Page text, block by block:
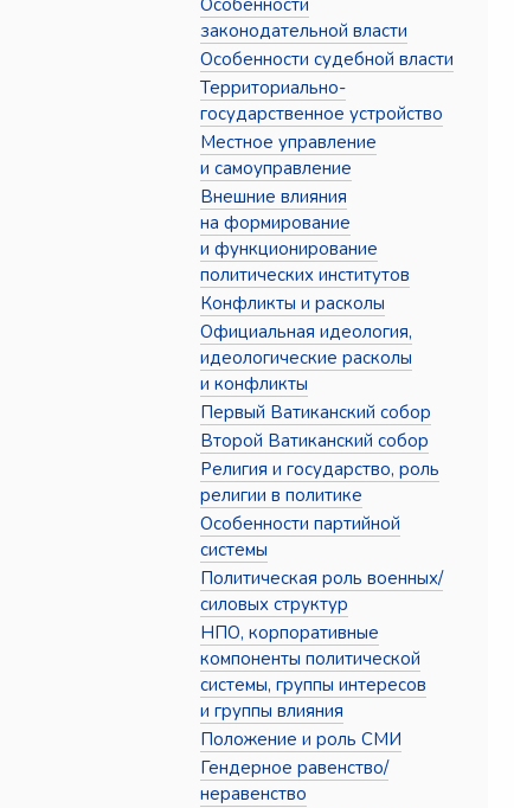
Особенности
законодательной власти
Особенности судебной власти
Территориально-
государственное устройство
Местное управление
и самоуправление
Внешние влияния
на формирование
и функционирование
политических институтов
Конфликты и расколы
Официальная идеология,
идеологические расколы
и конфликты
Первый Ватиканский собор
Второй Ватиканский собор
Религия и государство, роль
религии в политике
Особенности партийной
системы
Политическая роль военных/
силовых структур
НПО, корпоративные
компоненты политической
системы, группы интересов
и группы влияния
Положение и роль СМИ
Гендерное равенство/
неравенство